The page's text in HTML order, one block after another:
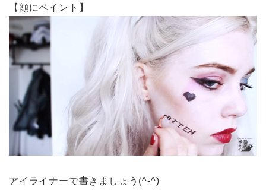
【顔にペイント】
アイライナーで書きましょう(^-^)